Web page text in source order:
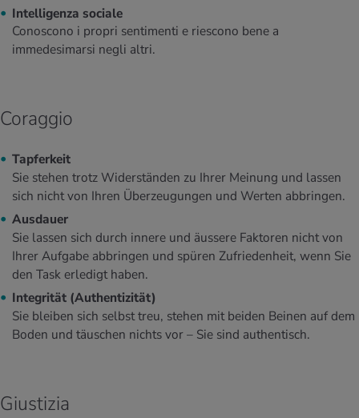
Intelligenza sociale
Conoscono i propri sentimenti e riescono bene a
immedesimarsi negli altri.
Coraggio
Tapferkeit
Sie stehen trotz Widerständen zu Ihrer Meinung und lassen
sich nicht von Ihren Überzeugungen und Werten abbringen.
Ausdauer
Sie lassen sich durch innere und äussere Faktoren nicht von
Ihrer Aufgabe abbringen und spüren Zufriedenheit, wenn Sie
den Task erledigt haben.
Integrität (Authentizität)
Sie bleiben sich selbst treu, stehen mit beiden Beinen auf dem
Boden und täuschen nichts vor – Sie sind authentisch.
Giustizia